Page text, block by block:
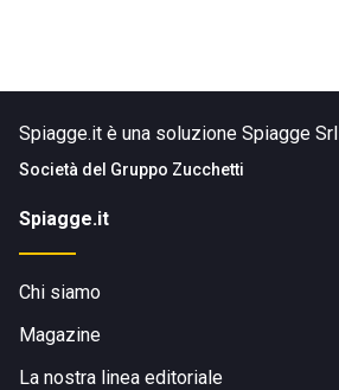
Spiagge.it è una soluzione Spiagge Srl
Società del Gruppo Zucchetti
Spiagge.it
Chi siamo
Magazine
La nostra linea editoriale